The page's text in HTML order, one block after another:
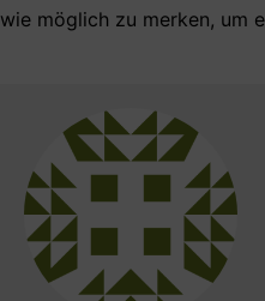
wie möglich zu merken, um